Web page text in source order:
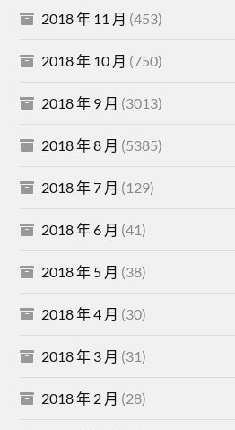
2018 年 11 月 (453)
2018 年 10 月 (750)
2018 年 9 月 (3013)
2018 年 8 月 (5385)
2018 年 7 月 (129)
2018 年 6 月 (41)
2018 年 5 月 (38)
2018 年 4 月 (30)
2018 年 3 月 (31)
2018 年 2 月 (28)